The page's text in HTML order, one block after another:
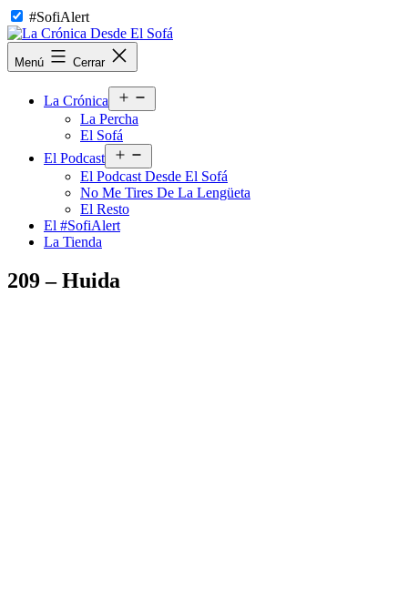
Saltar
al
contenido
#SofiAlert
La
Crónica
Menú Cerrar
La Crónica
el
La Percha
El Sofá
El Podcast
el
menú
El Podcast Desde El Sofá
No Me Tires De La Lengüeta
El Resto
El #SofiAlert
La Tienda
209 – Huida